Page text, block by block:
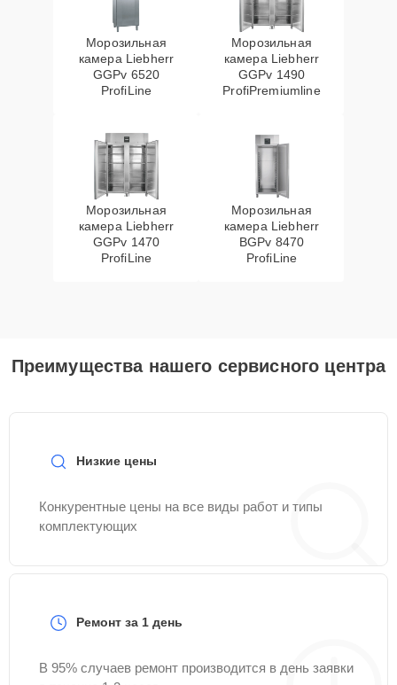
Морозильная
камера Liebherr
GGPv 6520
ProfiLine
Морозильная
камера Liebherr
GGPv 1490
ProfiPremiumline
Морозильная
камера Liebherr
GGPv 1470
ProfiLine
Морозильная
камера Liebherr
BGPv 8470
ProfiLine
Преимущества нашего сервисного центра
Низкие цены
Конкурентные цены на все виды работ и типы
комплектующих
Ремонт за 1 день
В 95% случаев ремонт производится в день заявки